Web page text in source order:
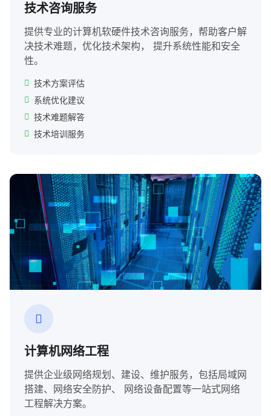
技术咨询服务
提供专业的计算机软硬件技术咨询服务，帮助客户解
决技术难题，优化技术架构， 提升系统性能和安全
性。
技术方案评估
系统优化建议
技术难题解答
技术培训服务
计算机网络工程
提供企业级网络规划、建设、维护服务，包括局域网
搭建、网络安全防护、 网络设备配置等一站式网络
工程解决方案。